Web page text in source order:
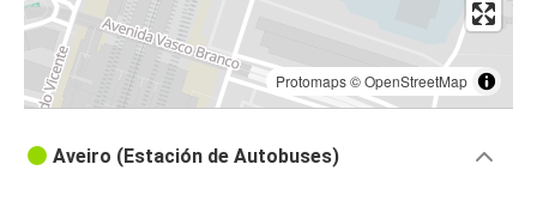
Protomaps©OpenStreetMap
Aveiro (Estación de Autobuses)